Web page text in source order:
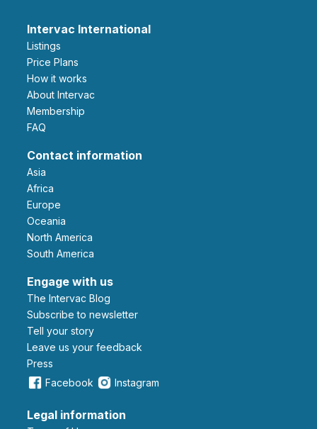
Intervac International
Listings
Price Plans
How it works
About Intervac
Membership
FAQ
Contact information
Asia
Africa
Europe
Oceania
North America
South America
Engage with us
The Intervac Blog
Subscribe to newsletter
Tell your story
leave us your feedback
Press
Facebook
Instagram
Legal information